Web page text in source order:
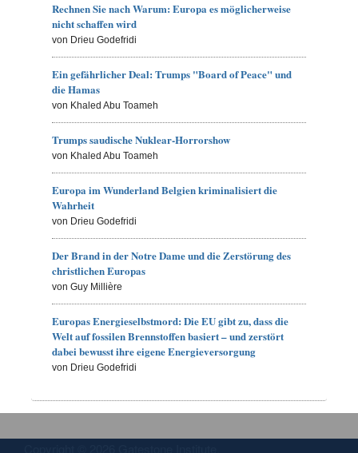
Rechnen Sie nach Warum: Europa es möglicherweise
nicht schaffen wird
von Drieu Godefridi
Ein gefährlicher Deal: Trumps "Board of Peace" und
die Hamas
von Khaled Abu Toameh
Trumps saudische Nuklear-Horrorshow
von Khaled Abu Toameh
Europa im Wunderland Belgien kriminalisiert die
Wahrheit
von Drieu Godefridi
Der Brand in der Notre Dame und die Zerstörung des
christlichen Europas
von Guy Millière
Europas Energieselbstmord: Die EU gibt zu, dass die
Welt auf fossilen Brennstoffen basiert – und zerstört
dabei bewusst ihre eigene Energieversorgung
von Drieu Godefridi